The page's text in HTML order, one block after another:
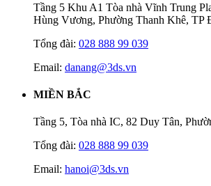
Tầng 5 Khu A1 Tòa nhà Vĩnh Trung
Hùng Vương, Phường Thanh Khê, TP
Tổng đài: 028 888 99 039
Email: danang@3ds.vn
MIỀN BẮC
Tầng 5, Tòa nhà IC, 82 Duy Tân,
Tổng đài: 028 888 99 039
Email: hanoi@3ds.vn